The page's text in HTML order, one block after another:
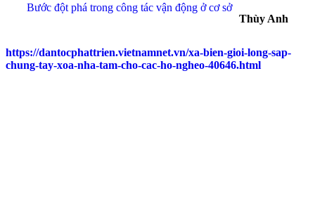
Bước đột phá trong công tác vận động ở cơ sở
Thùy Anh
https://dantocphattrien.vietnamnet.vn/xa-bien-gioi-long-sap-
chung-tay-xoa-nha-tam-cho-cac-ho-ngheo-40646.html